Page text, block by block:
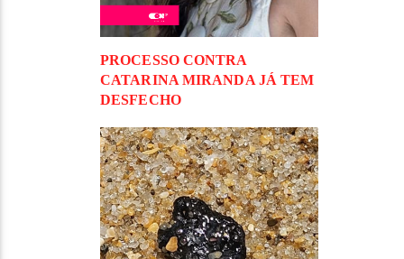
PROCESSO CONTRA
CATARINA MIRANDA JÁ TEM
DESFECHO